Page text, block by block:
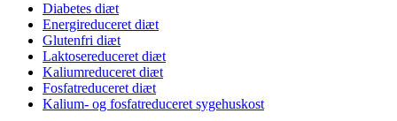
Diabetes diæt
Energireduceret diæt
Glutenfri diæt
Laktosereduceret diæt
Kaliumreduceret diæt
Fosfatreduceret diæt
Kalium- og fosfatreduceret sygehuskost